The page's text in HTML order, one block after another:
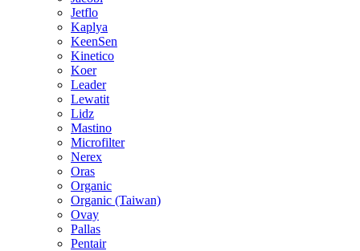
Jetflo
Kaplya
KeenSen
Kinetico
Koer
Leader
Lewatit
Lidz
Mastino
Microfilter
Nerex
Oras
Organic
Organic (Taiwan)
Ovay
Pallas
Pentair